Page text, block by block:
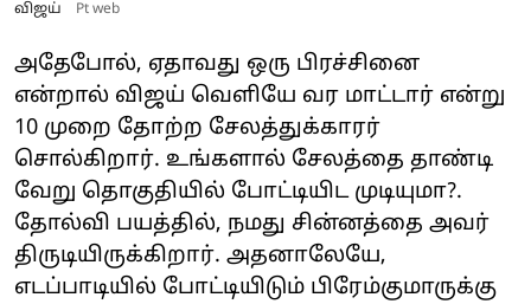
விஜய் Pt web
அதேபோல், ஏதாவது ஒரு பிரச்சினை
என்றால் விஜய் வெளியே வர மாட்டார் என்று
10 முறை தோற்ற சேலத்துக்காரர்
சொல்கிறார். உங்களால் சேலத்தை தாண்டி
வேறு தொகுதியில் போட்டியிட முடியுமா?.
தோல்வி பயத்தில், நமது சின்னத்தை அவர்
திருடியிருக்கிறார். அதனாலேயே,
எடப்பாடியில் போட்டியிடும் பிரேம்குமாருக்கு